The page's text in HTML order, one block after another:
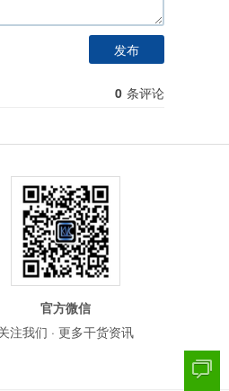
发布
0 条评论
官方微信
注我们 · 更多干货资讯